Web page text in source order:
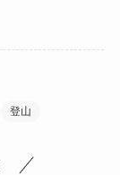
登山